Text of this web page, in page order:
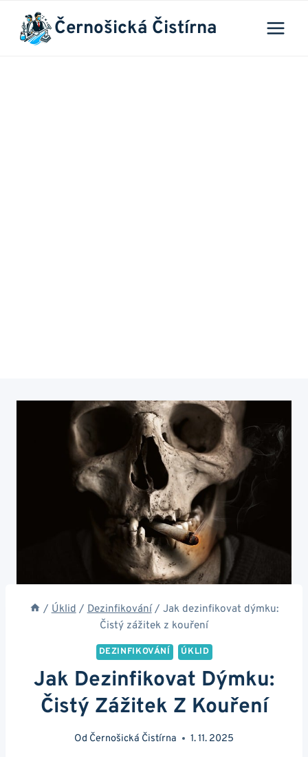
Přeskočit
obsah
Černošická Čistírna
/ Úklid / Dezinfikování / Jak dezinfikovat dýmku:
Čistý zážitek z kouření
DEZINFIKOVÁNÍ ÚKLID
Jak Dezinfikovat Dýmku:
Čistý Zážitek Z Kouření
Od Černošická Čistírna 1. 11. 2025